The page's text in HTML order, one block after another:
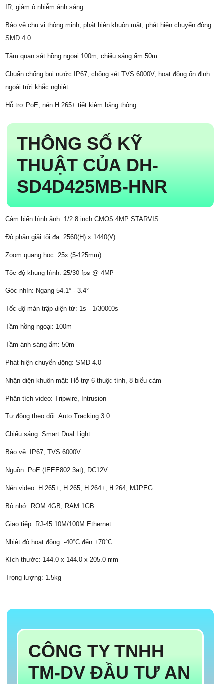
IR, giảm ô nhiễm ánh sáng.
Bảo vệ chu vi thông minh, phát hiện khuôn mặt, phát hiện chuyển động
SMD 4.0.
Tầm quan sát hồng ngoại 100m, chiếu sáng ấm 50m.
Chuẩn chống bụi nước IP67, chống sét TVS 6000V, hoạt động ổn định
ngoài trời khắc nghiệt.
Hỗ trợ PoE, nén H.265+ tiết kiệm băng thông.
THÔNG SỐ KỸ
THUẬT CỦA DH-
SD4D425MB-HNR
Cảm biến hình ảnh: 1/2.8 inch CMOS 4MP STARVIS
Độ phân giải tối đa: 2560(H) x 1440(V)
Zoom quang học: 25x (5-125mm)
Tốc độ khung hình: 25/30 fps @ 4MP
Góc nhìn: Ngang 54.1° - 3.4°
Tốc độ màn trập điện tử: 1s - 1/30000s
Tầm hồng ngoại: 100m
Tầm ánh sáng ấm: 50m
Phát hiện chuyển động: SMD 4.0
Nhận diện khuôn mặt: Hỗ trợ 6 thuộc tính, 8 biểu cảm
Phân tích video: Tripwire, Intrusion
Tự động theo dõi: Auto Tracking 3.0
Chiếu sáng: Smart Dual Light
Bảo vệ: IP67, TVS 6000V
Nguồn: PoE (IEEE802.3at), DC12V
Nén video: H.265+, H.265, H.264+, H.264, MJPEG
Bộ nhớ: ROM 4GB, RAM 1GB
Giao tiếp: RJ-45 10M/100M Ethernet
Nhiệt độ hoạt động: -40°C đến +70°C
Kích thước: 144.0 x 144.0 x 205.0 mm
Trọng lượng: 1.5kg
CÔNG TY TNHH
TM-DV ĐẦU TƯ AN